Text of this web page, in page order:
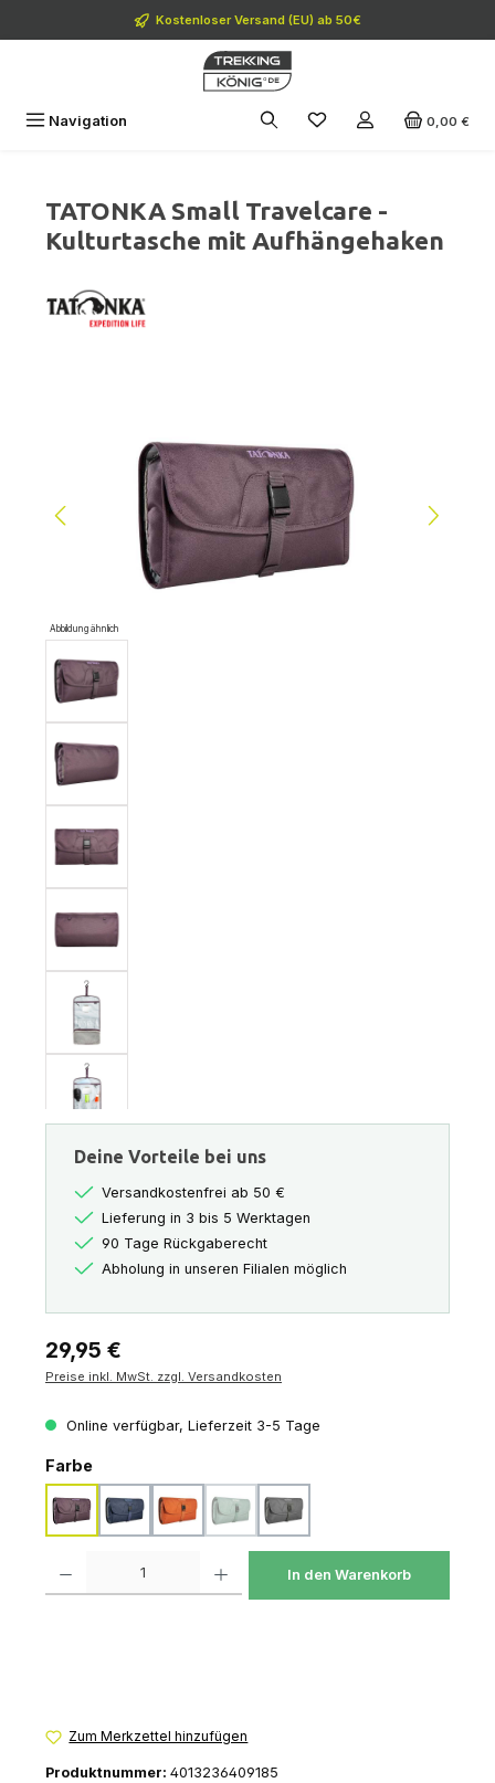
Zum Hauptinhalt springenKostenloser Versand (EU) ab 50€
Navigation 0,00 €
TATONKA Small Travelcare -
Kulturtasche mit Aufhängehaken
Abbildung ähnlich
Deine Vorteile bei uns
Versandkostenfrei ab 50 €
Lieferung in 3 bis 5 Werktagen
90 Tage Rückgaberecht
Abholung in unseren Filialen möglich
Regulärer Preis:
29,95 €
Preise inkl. MwSt. zzgl. Versandkosten
Online verfügbar, Lieferzeit 3-5 Tage
Farbeauswählen
midnight-plum
navy red-earthsage-green
(Diese Option ist zurzeit nicht verfügbar.)
titan-grey
In den Warenkorb
Zum Merkzettel hinzufügen
Produktnummer: 4013236409185